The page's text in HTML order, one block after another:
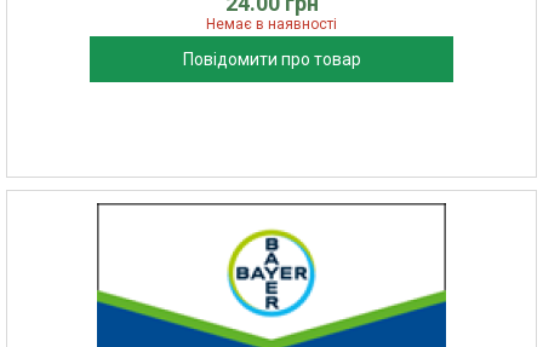
Немає в наявності
Повідомити про товар